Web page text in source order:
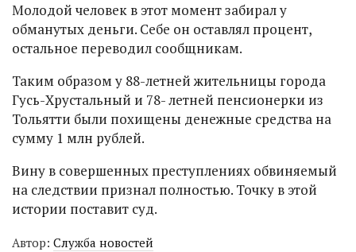
Молодой человек в этот момент забирал у
обманутых деньги. Себе он оставлял процент,
остальное переводил сообщникам.
Таким образом у 88-летней жительницы города
Гусь-Хрустальный и 78- летней пенсионерки из
Тольятти были похищены денежные средства на
сумму 1 млн рублей.
Вину в совершенных преступлениях обвиняемый
на следствии признал полностью. Точку в этой
истории поставит суд.
Автор: Служба новостей